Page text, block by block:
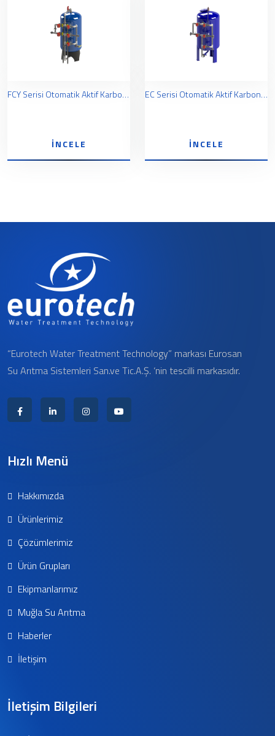
FCY Serisi Otomatik Aktif Karbon Filtreleri
İNCELE
EC Serisi Otomatik Aktif Karbon Filtreleri
İNCELE
“Eurotech Water Treatment Technology” markası Eurosan
Su Arıtma Sistemleri San.ve Tic.A.Ş. ‘nin tescilli markasıdır.
Hızlı Menü
Hakkımızda
Ürünlerimiz
Çözümlerimiz
Ürün Grupları
Ekipmanlarımız
Muğla Su Arıtma
Haberler
İletişim
İletişim Bilgileri